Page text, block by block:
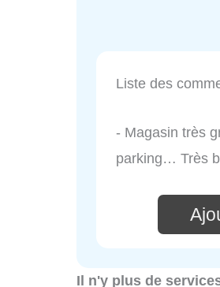
Liste des
- Magasin très
parking… Très
Il n'y plus de